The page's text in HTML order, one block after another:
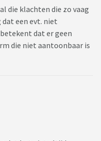
die klachten die zo vaag
een evt. niet
dat er geen
die niet aantoonbaar is